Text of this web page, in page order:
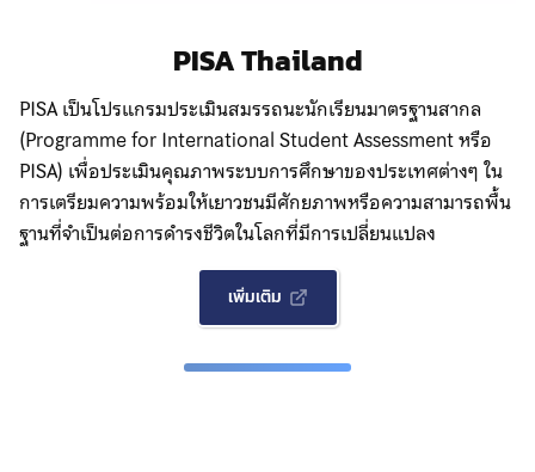
PISA Thailand
PISA เป็นโปรแกรมประเมินสมรรถนะนักเรียนมาตรฐานสากล
(Programme for International Student Assessment หรือ
PISA) เพื่อประเมินคุณภาพระบบการศึกษาของประเทศต่างๆ ใน
การเตรียมความพร้อมให้เยาวชนมีศักยภาพหรือความสามารถพื้น
ฐานที่จำเป็นต่อการดำรงชีวิตในโลกที่มีการเปลี่ยนแปลง
เพิ่มเติม